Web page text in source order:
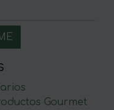
Gourmet